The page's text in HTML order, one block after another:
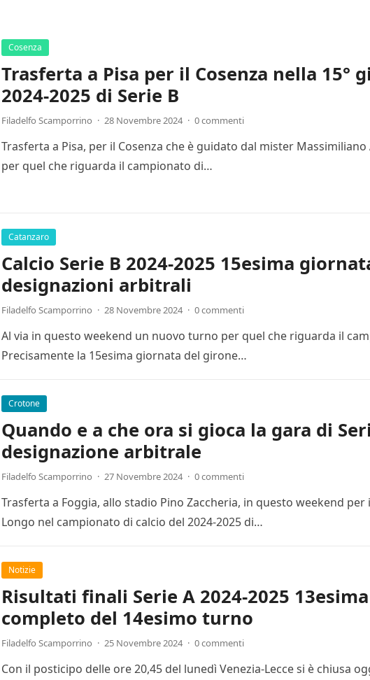
Cosenza
Trasferta a Pisa per il Cosenza nella 15°
2024-2025 di Serie B
Filadelfo Scamporrino · 28 Novembre 2024 · 0 commenti
Trasferta a Pisa, per il Cosenza che è guidato dal mister
per quel che riguarda il campionato di…
Catanzaro
Calcio Serie B 2024-2025 15esima
designazioni arbitrali
Filadelfo Scamporrino · 28 Novembre 2024 · 0 commenti
Al via in questo weekend un nuovo turno per quel che riguarda il
Precisamente la 15esima giornata del girone…
Crotone
Quando e a che ora si gioca la gara di
designazione arbitrale
Filadelfo Scamporrino · 27 Novembre 2024 · 0 commenti
Trasferta a Foggia, allo stadio Pino Zaccheria, in questo weekend
Longo nel campionato di calcio del 2024-2025 di…
Notizie
Risultati finali Serie A 2024-2025
completo del 14esimo turno
Filadelfo Scamporrino · 25 Novembre 2024 · 0 commenti
Con il posticipo delle ore 20,45 del lunedì Venezia-Lecce si è chiusa